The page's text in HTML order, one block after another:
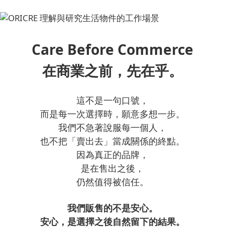
Care Before Commerce
在商業之前，先在乎。
這不是一句口號，
而是每一次選擇時，願意多想一步。
我們不急著說服每一個人，
也不把「賣出去」當成關係的終點。
因為真正的品牌，
是在售出之後，
仍然值得被信任。
我們販售的不是安心。
安心，是選擇之後自然留下的結果。